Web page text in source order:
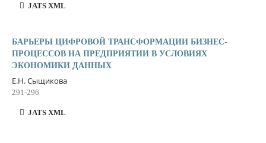
JATS XML
БАРЬЕРЫ ЦИФРОВОЙ ТРАНСФОРМАЦИИ БИЗНЕС-
ПРОЦЕССОВ НА ПРЕДПРИЯТИИ В УСЛОВИЯХ
ЭКОНОМИКИ ДАННЫХ
Е.Н. Сыщикова
291-296
JATS XML